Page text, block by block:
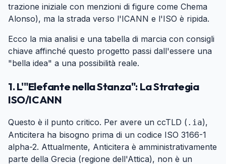
trazione iniziale con menzioni di figure come Chema
Alonso), ma la strada verso l'ICANN e l'ISO è ripida.
Ecco la mia analisi e una tabella di marcia con consigli
chiave affinché questo progetto passi dall'essere una
"bella idea" a una possibilità reale.
1. L'"Elefante nella Stanza": La Strategia
ISO/ICANN
Questo è il punto critico. Per avere un ccTLD ( .ia),
Anticitera ha bisogno prima di un codice ISO 3166-1
alpha-2. Attualmente, Anticitera è amministrativamente
parte della Grecia (regione dell'Attica), non è un